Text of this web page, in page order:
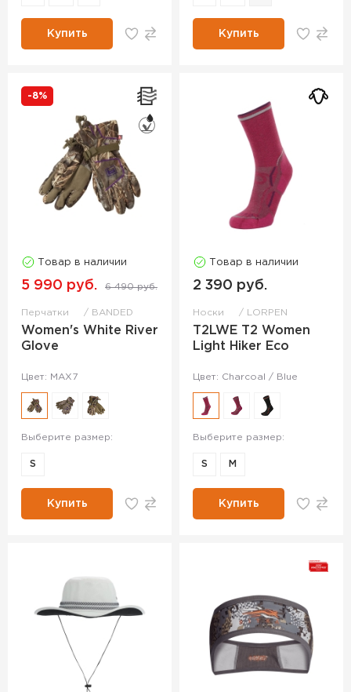
Купить Купить
-8%
Товар в наличии
5 990 руб. 6 490 руб.
Перчатки BANDED
Women's White River
Glove
Цвет: MAX7
Выберите размер:
S
Купить
Товар в наличии
2 390 руб.
Носки LORPEN
T2LWE T2 Women
Light Hiker Eco
Цвет: Charcoal / Blue
Выберите размер:
S M
Купить